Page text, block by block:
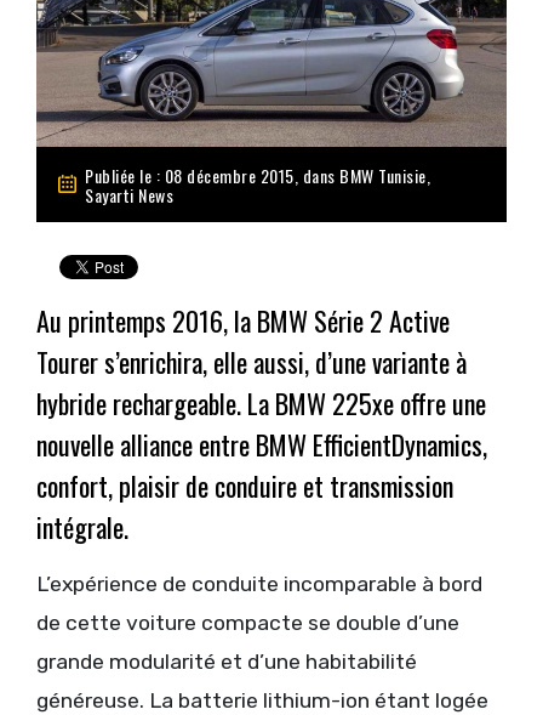
Publiée le : 08 décembre 2015, dans BMW Tunisie
Sayarti News
Au printemps 2016, la BMW Série 2 Active
Tourer s’enrichira, elle aussi, d’une variante à
hybride rechargeable. La BMW 225xe offre une
nouvelle alliance entre BMW EfficientDynamics,
confort, plaisir de conduire et transmission
intégrale.
L’expérience de conduite incomparable à bord
de cette voiture compacte se double d’une
grande modularité et d’une habitabilité
généreuse. La batterie lithium-ion étant logée